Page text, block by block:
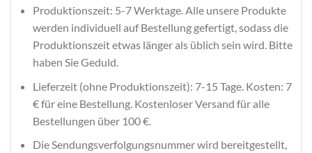
Produktionszeit: 5-7 Werktage. Alle unsere Produkte
werden individuell auf Bestellung gefertigt, sodass die
Produktionszeit etwas länger als üblich sein wird. Bitte
haben Sie Geduld.
Lieferzeit (ohne Produktionszeit): 7-15 Tage. Kosten: 7
€ für eine Bestellung. Kostenloser Versand für alle
Bestellungen über 100 €.
Die Sendungsverfolgungsnummer wird bereitgestellt,